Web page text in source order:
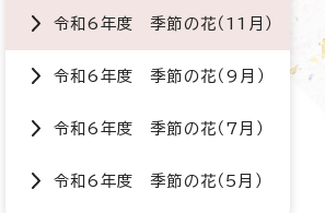
令和6年度 季節の花（11月）
令和6年度 季節の花（9月）
令和6年度 季節の花（7月）
令和6年度 季節の花（5月）